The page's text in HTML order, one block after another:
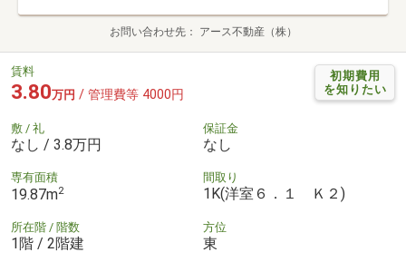
お問い合わせ先 アース不動産（株）
初期費用
を知りたい
賃料
3.80万円 / 管理費等 4000円
敷 / 礼
なし / 3.8万円
保証金
なし
専有面積
19.87m2
間取り
1K(洋室６．１ Ｋ２)
所在階 / 階数
1階 / 2階建
方位
東